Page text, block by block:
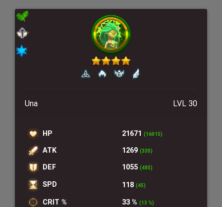
Una LVL 30
HP 21671 (16015)
ATK 1269 (335)
DEF 1055 (485)
SPD 118 (45)
CRIT % 33 % (13 %)